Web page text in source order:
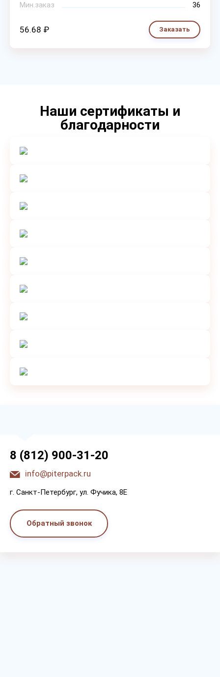
Мин.заказ
36
56.68 ₽ Заказать
Наши сертификаты и
благодарности
8 (812) 900-31-20
info@piterpack.ru
г. Санкт-Петербург, ул. Фучика, 8E
Обратный звонок